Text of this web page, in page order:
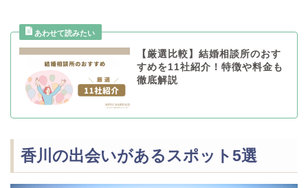
【厳選比較】結婚相談所のおす
すめを11社紹介！特徴や料金も
徹底解説
香川の出会いがあるスポット5選